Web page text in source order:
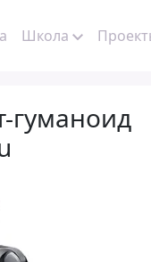
Школа
гуманоид